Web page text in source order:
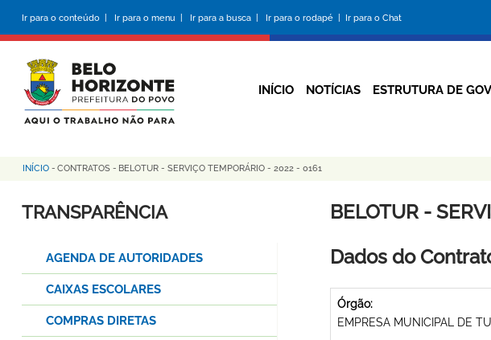
conteúdo
principal
Ir para o conteúdo | Ir para o menu | Ir para a busca | Ir para o rodapé | Ir para o Chat
da
INÍCIO NOTÍCIAS ESTRUTURA DE
Trilha
de
INÍCIO - CONTRATOS - BELOTUR - SERVIÇO TEMPORÁRIO - 2022 - 0161
BELOTUR -
Dados do
Órgão:
EMPRESA MUNICIPAL DE
TRANSPARÊNCIA
AGENDA DE AUTORIDADES
CAIXAS ESCOLARES
COMPRAS DIRETAS